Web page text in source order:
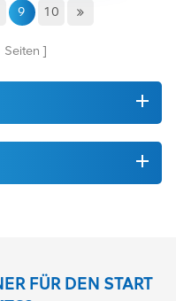
der
drahtlosen Kommunikation
Mobilfunknetzen.
9 10
Seiten
FÜR DEN START